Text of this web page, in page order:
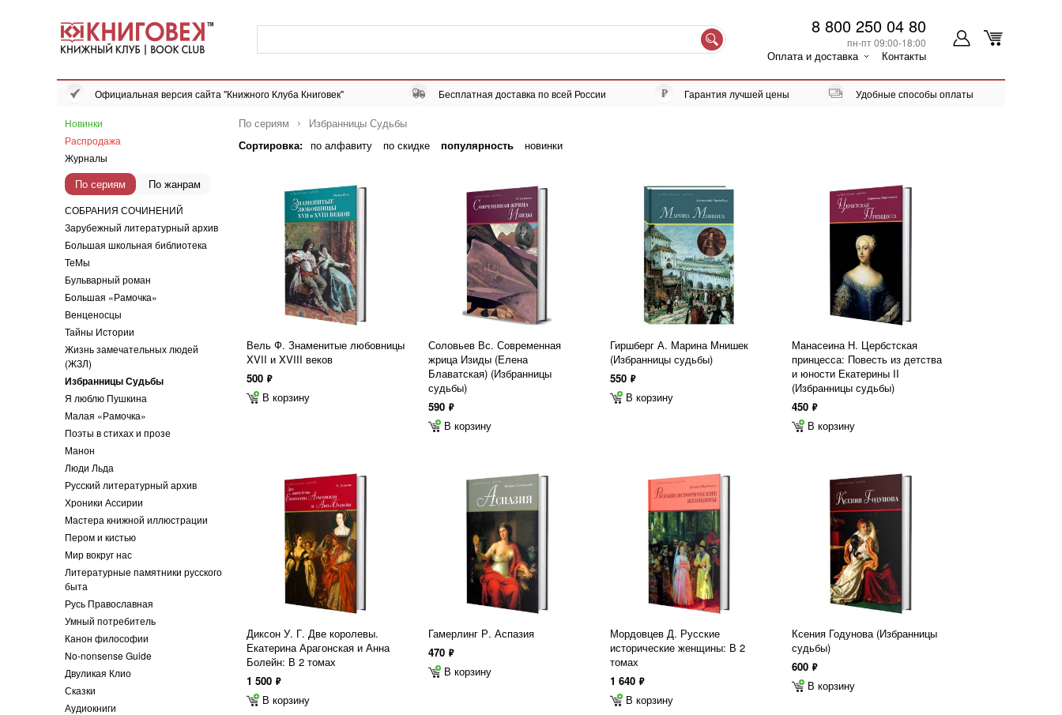
8 800 250 04 80
пн-пт 09:00-18:00
Оплата и доставка Контакты
Официальная версия сайта "Книжного Клуба Книговек" Бесплатная доставка по всей России Гарантия лучшей цены Удобные способы оплаты
Новинки
Распродажа
Журналы
По сериям По жанрам
СОБРАНИЯ СОЧИНЕНИЙ
Зарубежный литературный архив
Большая школьная библиотека
ТеМы
Бульварный роман
Большая «Рамочка»
Венценосцы
Тайны Истории
Жизнь замечательных людей
(ЖЗЛ)
Избранницы Судьбы
Я люблю Пушкина
Малая «Рамочка»
Поэты в стихах и прозе
Манон
Люди Льда
Русский литературный архив
Хроники Ассирии
Мастера книжной иллюстрации
Пером и кистью
Мир вокруг нас
Литературные памятники русского
быта
Русь Православная
Умный потребитель
Канон философии
No-nonsense Guide
Двуликая Клио
Сказки
Аудиокниги
По сериям
Избранницы Судьбы
Сортировка: по алфавиту по скидке популярность новинки
Вель Ф. Знаменитые любовницы
XVII и XVIII веков
500 ф
В корзину
Соловьев Вс. Современная
жрица Изиды (Елена
Блаватская) (Избранницы
судьбы)
590 ф
В корзину
Гиршберг А. Марина Мнишек
(Избранницы судьбы)
550 ф
В корзину
Манасеина Н. Цербстская
принцесса: Повесть из детства
и юности Екатерины II
(Избранницы судьбы)
450 ф
В корзину
Диксон У. Г. Две королевы.
Екатерина Арагонская и Анна
Болейн: В 2 томах
1 500 ф
В корзину
Гамерлинг Р. Аспазия
470 ф
В корзину
Мордовцев Д. Русские
исторические женщины: В 2
томах
1 640 ф
В корзину
Ксения Годунова (Избранницы
судьбы)
600 ф
В корзину